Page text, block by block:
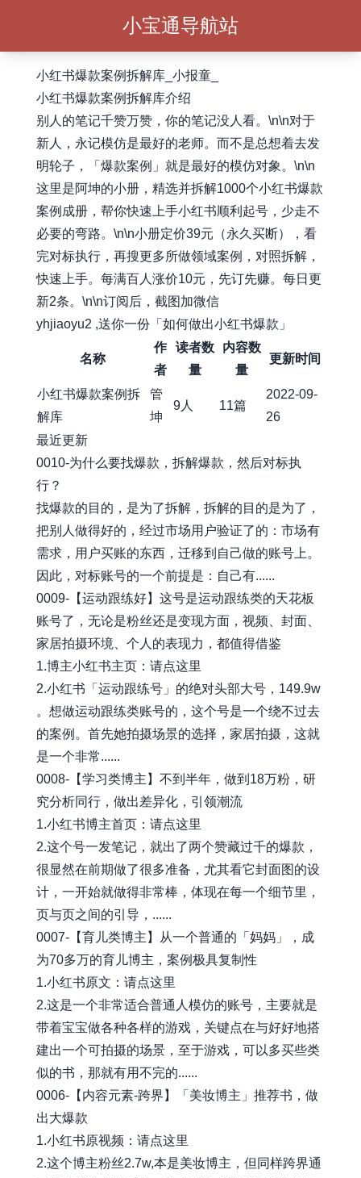
小宝通导航站
小红书爆款案例拆解库_小报童_
小红书爆款案例拆解库介绍
别人的笔记千赞万赞，你的笔记没人看。\n\n对于
新人，永记模仿是最好的老师。而不是总想着去发
明轮子，「爆款案例」就是最好的模仿对象。\n\n
这里是阿坤的小册，精选并拆解1000个小红书爆款
案例成册，帮你快速上手小红书顺利起号，少走不
必要的弯路。\n\n小册定价39元（永久买断），看
完对标执行，再搜更多所做领域案例，对照拆解，
快速上手。每满百人涨价10元，先订先赚。每日更
新2条。\n\n订阅后，截图加微信
yhjiaoyu2 ,送你一份「如何做出小红书爆款」
名称
作
者
读者数
量
内容数
量
更新时间
小红书爆款案例拆
解库
管
坤
9人 11篇
2022-09-
26
最近更新
0010-为什么要找爆款，拆解爆款，然后对标执
行？
找爆款的目的，是为了拆解，拆解的目的是为了，
把别人做得好的，经过市场用户验证了的：市场有
需求，用户买账的东西，迁移到自己做的账号上。
因此，对标账号的一个前提是：自己有......
0009-【运动跟练好】这号是运动跟练类的天花板
账号了，无论是粉丝还是变现方面，视频、封面、
家居拍摄环境、个人的表现力，都值得借鉴
1.博主小红书主页：请点这里
2.小红书「运动跟练号」的绝对头部大号，149.9w
。想做运动跟练类账号的，这个号是一个绕不过去
的案例。首先她拍摄场景的选择，家居拍摄，这就
是一个非常......
0008-【学习类博主】不到半年，做到18万粉，研
究分析同行，做出差异化，引领潮流
1.小红书博主首页：请点这里
2.这个号一发笔记，就出了两个赞藏过千的爆款，
很显然在前期做了很多准备，尤其看它封面图的设
计，一开始就做得非常棒，体现在每一个细节里，
页与页之间的引导，......
0007-【育儿类博主】从一个普通的「妈妈」，成
为70多万的育儿博主，案例极具复制性
1.小红书原文：请点这里
2.这是一个非常适合普通人模仿的账号，主要就是
带着宝宝做各种各样的游戏，关键点在与好好地搭
建出一个可拍摄的场景，至于游戏，可以多买些类
似的书，那就有用不完的......
0006-【内容元素-跨界】「美妆博主」推荐书，做
出大爆款
1.小红书原视频：请点这里
2.这个博主粉丝2.7w,本是美妆博主，但同样跨界通